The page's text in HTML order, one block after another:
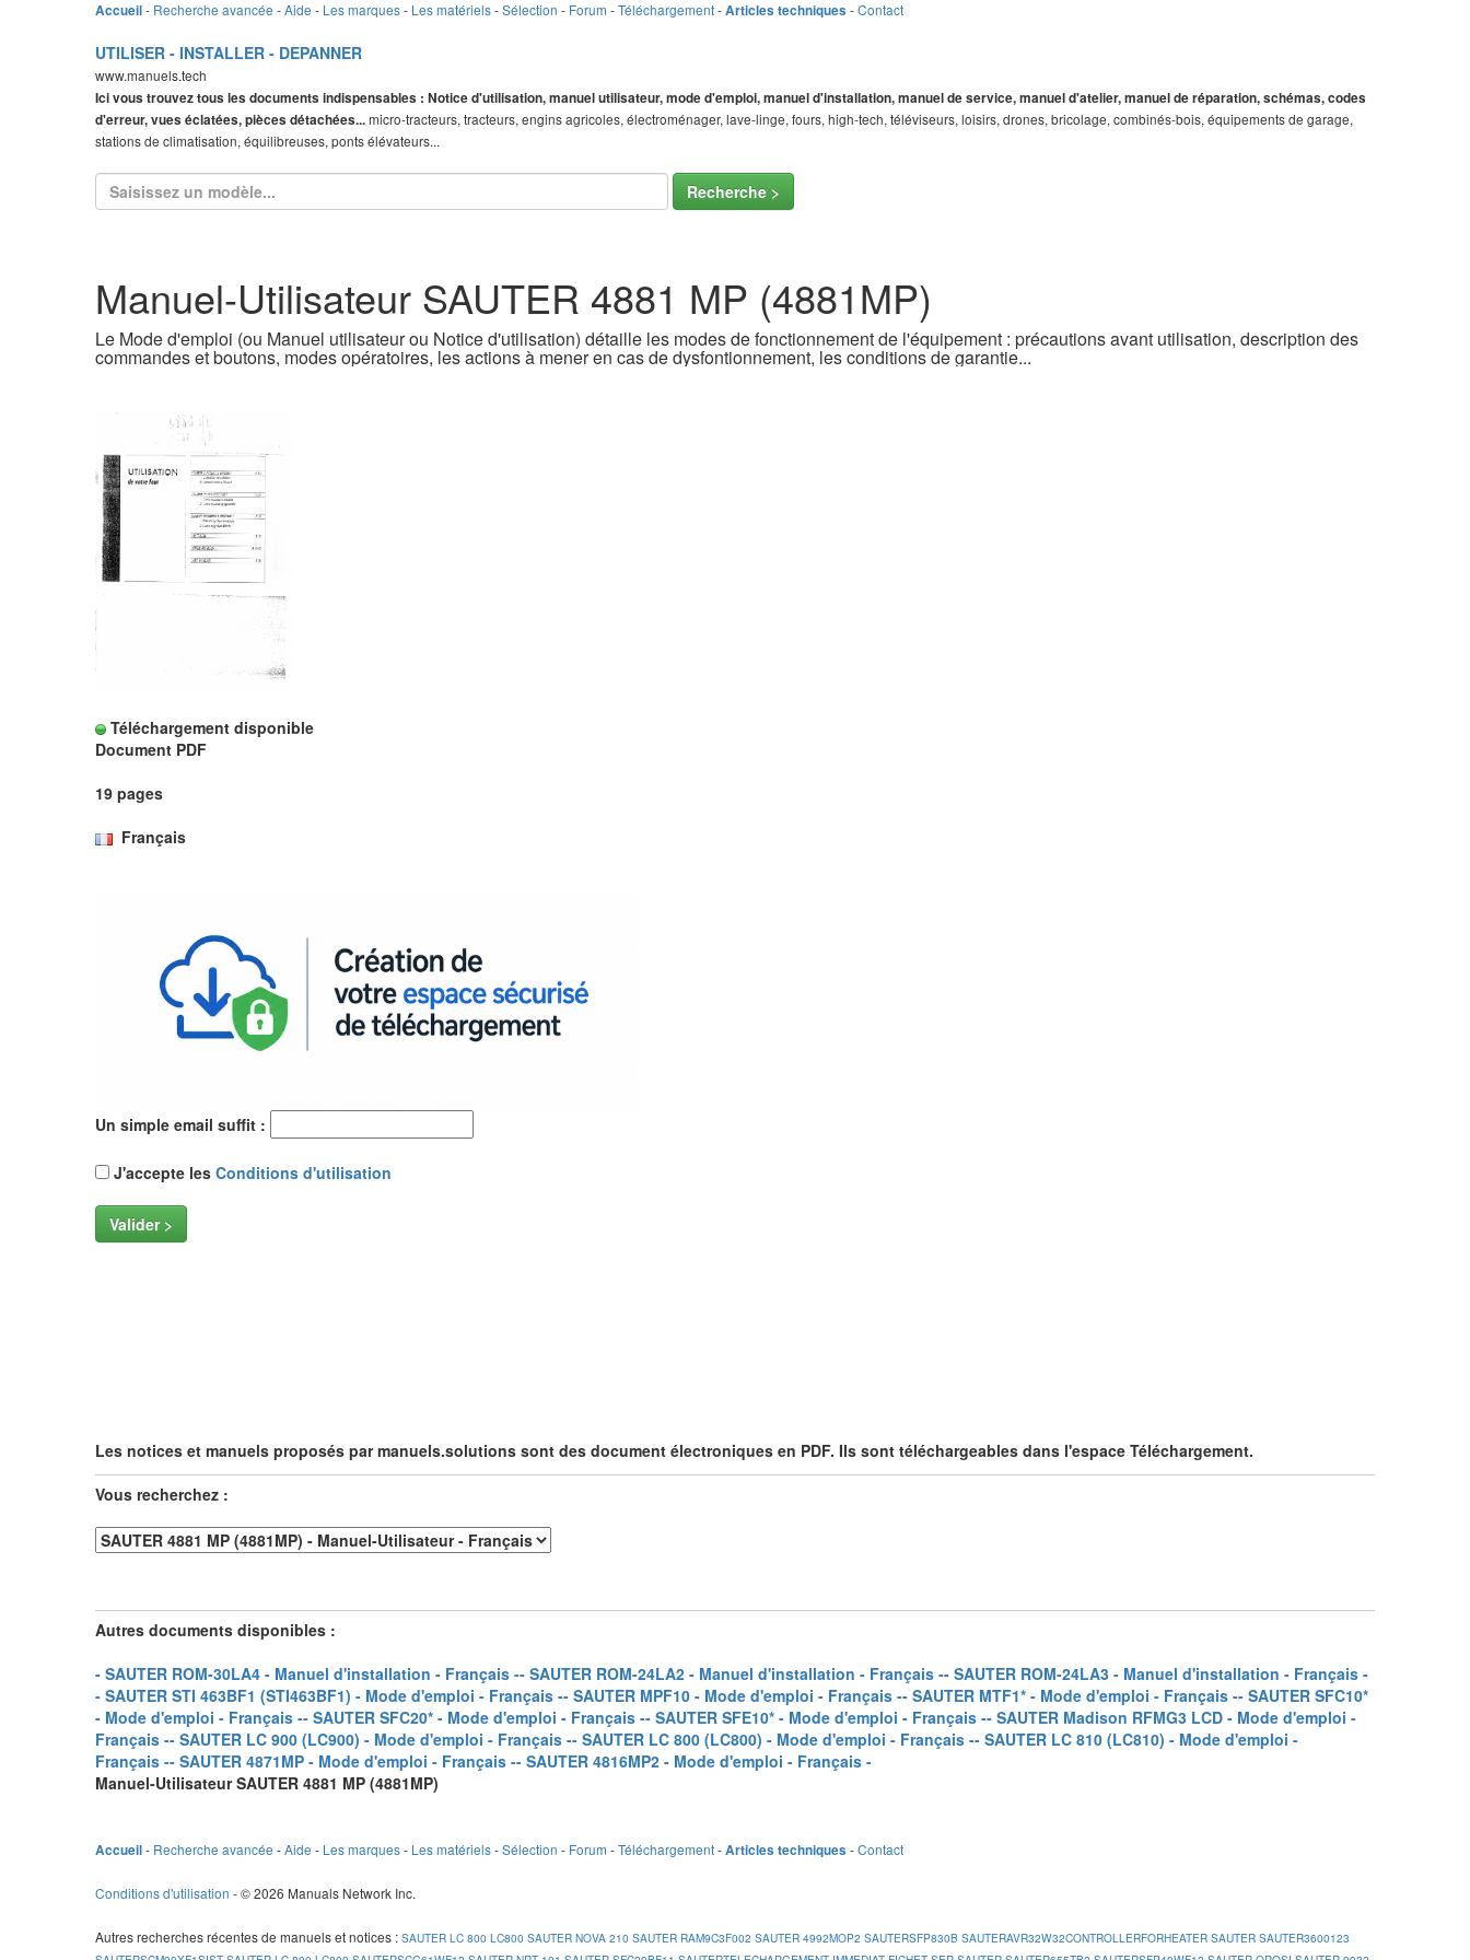
Accueil- Recherche avancée -Aide - Les marques- Les matériels-Sélection - Forum -Téléchargement-Articles techniques -Contact
UTILISER - INSTALLER - DEPANNER
www.manuels.tech
Ici vous trouvez tous les documents indispensables : Notice d'utilisation, manuel utilisateur, mode d'emploi, manuel d'installation, manuel de service, manuel d'atelier, manuel de réparation, schémas, codes
d'erreur, vues éclatées, pièces détachées...micro-tracteurs, tracteurs, engins agricoles, électroménager, lave-linge, fours, high-tech, téléviseurs, loisirs, drones, bricolage, combinés-bois, équipements de garage,
stations de climatisation, équilibreuses, ponts élévateurs...
Recherche >
Manuel-Utilisateur SAUTER 4881 MP (4881MP)
Le Mode d'emploi (ou Manuel utilisateur ou Notice d'utilisation) détaille les modes de fonctionnement de l'équipement : précautions avant utilisation, description des
commandes et boutons, modes opératoires, les actions à mener en cas de dysfontionnement, les conditions de garantie...
Téléchargement disponible
Document PDF
19 pages
Français
Un simple email suffit :
J'accepte les Conditions d'utilisation
Valider >
Les notices et manuels proposés par manuels.solutions sont des document électroniques en PDF. Ils sont téléchargeables dans l'espace Téléchargement.
Vous recherchez :
Autres documents disponibles :
- SAUTER ROM-30LA4 - Manuel d'installation - Français -- SAUTER ROM-24LA2 - Manuel d'installation - Français -- SAUTER ROM-24LA3 - Manuel d'installation - Français -
- SAUTER STI 463BF1 (STI463BF1) - Mode d'emploi - Français -- SAUTER MPF10 - Mode d'emploi - Français -- SAUTER MTF1* - Mode d'emploi - Français -- SAUTER SFC10*
- Mode d'emploi - Français -- SAUTER SFC20* - Mode d'emploi - Français -- SAUTER SFE10* - Mode d'emploi - Français -- SAUTER Madison RFMG3 LCD - Mode d'emploi -
Français -- SAUTER LC 900 (LC900) - Mode d'emploi - Français -- SAUTER LC 800 (LC800) - Mode d'emploi - Français -- SAUTER LC 810 (LC810) - Mode d'emploi -
Français -- SAUTER 4871MP - Mode d'emploi - Français -- SAUTER 4816MP2 - Mode d'emploi - Français -
Manuel-Utilisateur SAUTER 4881 MP (4881MP)
Accueil- Recherche avancée -Aide - Les marques- Les matériels-Sélection - Forum -Téléchargement-Articles techniques -Contact
Conditions d'utilisation - © 2026 Manuals Network Inc.
Autres recherches récentes de manuels et notices : SAUTER LC 800 LC800 SAUTER NOVA 210 SAUTER RAM9C3F002 SAUTER 4992MOP2 SAUTERSFP830B SAUTERAVR32W32CONTROLLERFORHEATER SAUTER SAUTER3600123